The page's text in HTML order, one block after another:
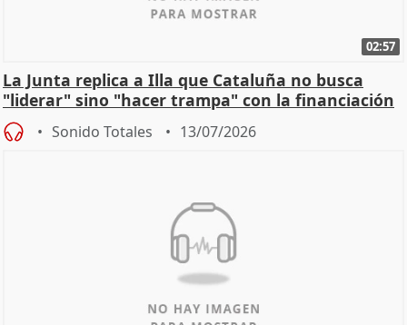
02:57
La Junta replica a Illa que Cataluña no busca
"liderar" sino "hacer trampa" con la financiación
Sonido Totales 13/07/2026